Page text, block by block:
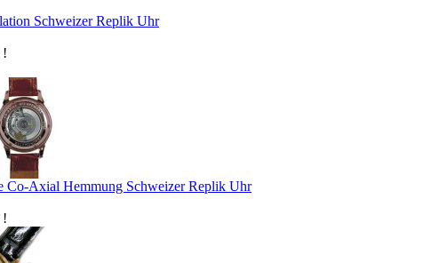
Schweizer Replik Uhr
!
Co-Axial Hemmung Schweizer Replik Uhr
!